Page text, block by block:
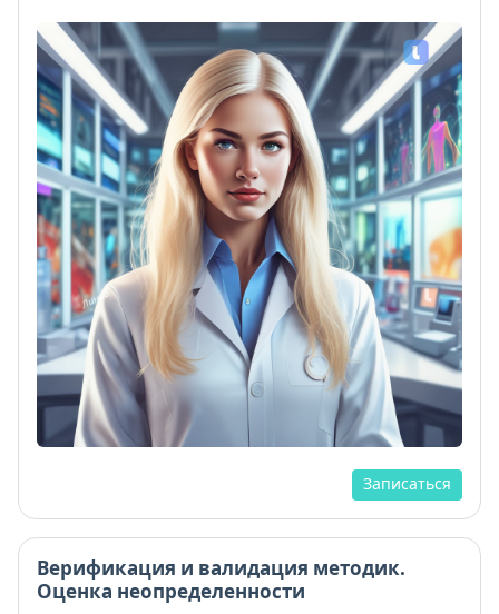
Записаться
Верификация и валидация методик.
Оценка неопределенности